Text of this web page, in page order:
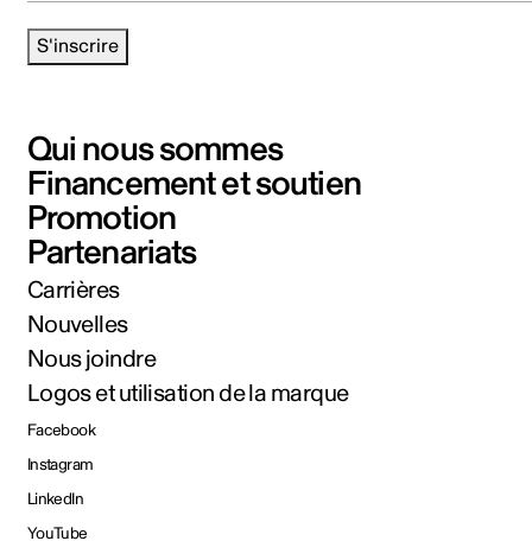
S'inscrire
Qui nous sommes
Financement et soutien
Promotion
Partenariats
Carrières
Nouvelles
Nous joindre
Logos et utilisation de la marque
Facebook
Instagram
LinkedIn
YouTube